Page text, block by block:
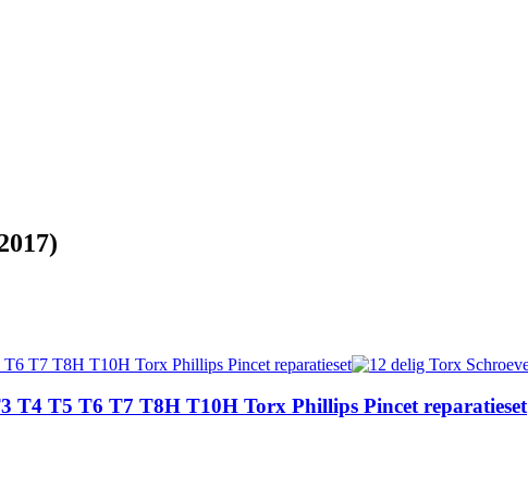
T4 T5 T6 T7 T8H T10H Torx Phillips Pincet reparatieset